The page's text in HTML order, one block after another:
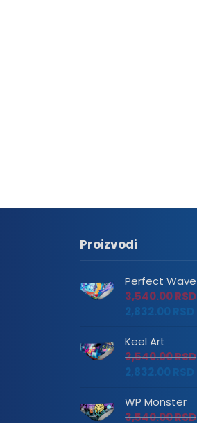
Proizvodi
Perfect Wave
3,540.00RSD
2,832.00
Keel Art
3,540.00RSD
2,832.00
WP Monster
3,540.00RSD